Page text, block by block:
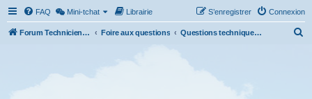
FAQ Mini-tchat Librairie Connexion
S’enregistrer
Forum Technicien-Territoral Foire aux questions Questions techniques et administratives